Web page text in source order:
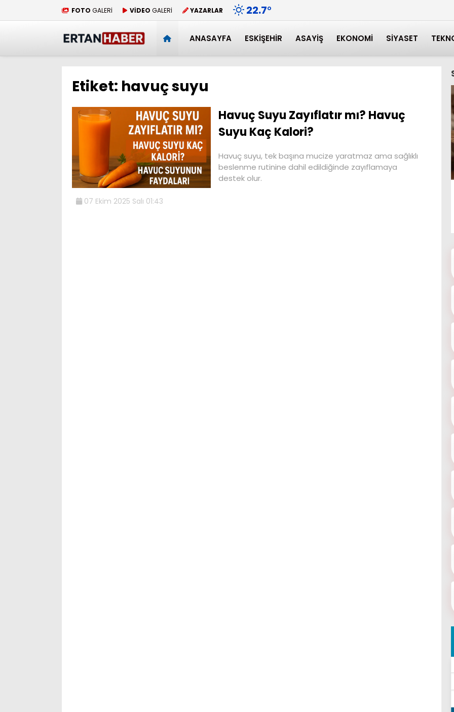
FOTO GALERİ VİDEO GALERİ YAZARLAR 22.7°
ANASAYFA ESKIŞEHIR ASAYIŞ EKONOMI SIYASET
Etiket: havuç suyu
Havuç Suyu Zayıflatır mı? Havuç
Suyu Kaç Kalori?
Havuç suyu, tek başına mucize yaratmaz ama sağlıklı
beslenme rutinine dahil edildiğinde zayıflamaya
destek olur.
07 Ekim 2025 Salı 01:43